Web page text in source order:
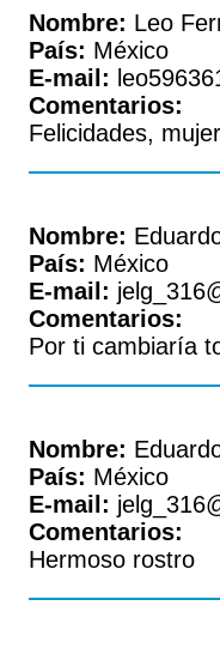
Nombre: Leo
País: México
E-mail:
Comentarios:
Felicidades,
Nombre:
País: México
E-mail:
Comentarios:
Por ti cambiaría
Nombre:
País: México
E-mail:
Comentarios:
Hermoso rostro